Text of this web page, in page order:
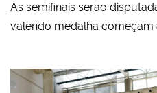
As semifinais serão
valendo medalha começam